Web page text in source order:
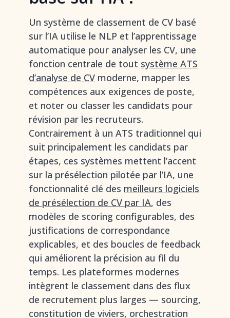
Un système de classement de CV basé
sur l’IA utilise le NLP et l’apprentissage
automatique pour analyser les CV, une
fonction centrale de tout système ATS
d’analyse de CV moderne, mapper les
compétences aux exigences de poste,
et noter ou classer les candidats pour
révision par les recruteurs.
Contrairement à un ATS traditionnel qui
suit principalement les candidats par
étapes, ces systèmes mettent l’accent
sur la présélection pilotée par l’IA, une
fonctionnalité clé des meilleurs logiciels
de présélection de CV par IA, des
modèles de scoring configurables, des
justifications de correspondance
explicables, et des boucles de feedback
qui améliorent la précision au fil du
temps. Les plateformes modernes
intègrent le classement dans des flux
de recrutement plus larges — sourcing,
constitution de viviers, orchestration